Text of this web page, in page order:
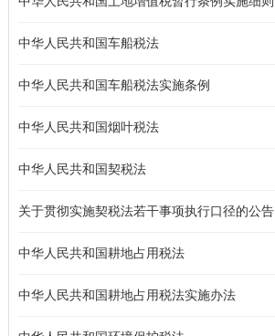
中华人民共和国车船税法
中华人民共和国车船税法实施条例
中华人民共和国烟叶税法
中华人民共和国契税法
关于贯彻实施契税法若干事项执行口径的公告
中华人民共和国耕地占用税法
中华人民共和国耕地占用税法实施办法